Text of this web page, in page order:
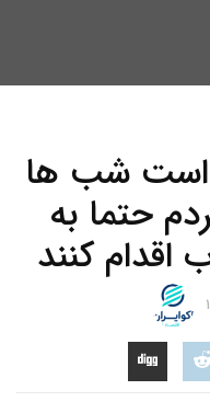
است شب ها
حتما به
کنند